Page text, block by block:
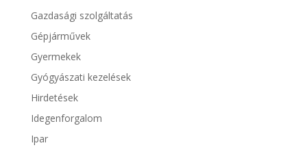
Gazdasági szolgáltatás
Gépjárművek
Gyermekek
Gyógyászati kezelések
Hirdetések
Idegenforgalom
Ipar